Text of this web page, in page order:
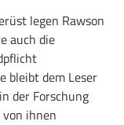
legen Rawson
auch die
bleibt dem Leser
der Forschung
ihnen